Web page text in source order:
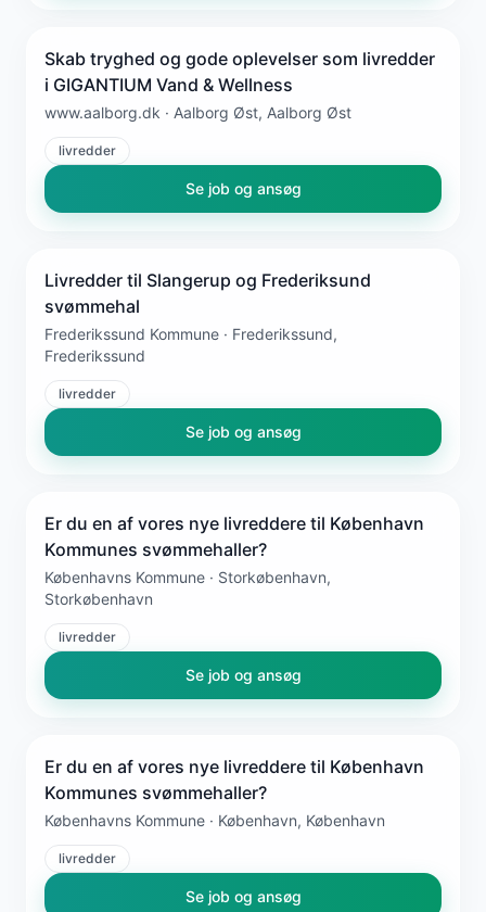
Skab tryghed og gode oplevelser som livredder
i GIGANTIUM Vand & Wellness
www.aalborg.dk · Aalborg Øst, Aalborg Øst
livredder
Se job og ansøg
Livredder til Slangerup og Frederiksund
svømmehal
Frederikssund Kommune · Frederikssund,
Frederikssund
livredder
Se job og ansøg
Er du en af vores nye livreddere til København
Kommunes svømmehaller?
Københavns Kommune · Storkøbenhavn,
Storkøbenhavn
livredder
Se job og ansøg
Er du en af vores nye livreddere til København
Kommunes svømmehaller?
Københavns Kommune · København, København
livredder
Se job og ansøg